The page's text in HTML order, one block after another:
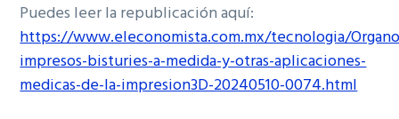
Puedes leer la republicación aquí:
https://www.eleconomista.com.mx/tecnologia/
impresos-bisturies-a-medida-y-otras-aplicaciones-
medicas-de-la-impresion3D-20240510-0074.html